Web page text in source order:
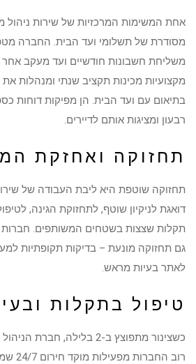
אחת המשימות המרכזיות של שירות ניהול
מסודרת של תשלומי ועד הבית. החברה
משליחת חשבונות חודשיים ועד מעקב אחר
מקצועיות מכינות תקציב שנתי ומנהלות את
בתיאום עם ועד הבית. הן מפיקות דוחות
רבעון ומציגות אותם לדיירים.
תחזוקה ואחזקת
תחזוקה שוטפת היא ליבת העבודה של
דואגת לניקיון שוטף, לתחזוקת הגינה, לטיפול
תקלות שצצות בשטחים המשותפים. חברות
גם תחזוקה מונעת – בדיקות תקופתיות
לאתר בעיות מראש.
טיפול בתקלות
כשצינור מתפוצץ ב-2 בלילה, חברת
רוב החברות